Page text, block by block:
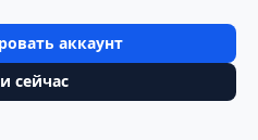
аккаунт
сейчас